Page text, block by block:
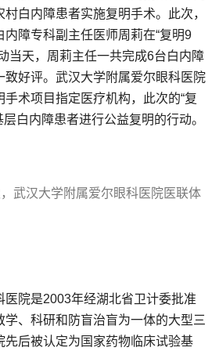
白内障患者实施复明手术。此次，
障专科副主任医师周莉在“复明9
当天，周莉主任一共完成6台白内障
致好评。武汉大学附属爱尔眼科医院
术项目指定医疗机构，此次的“复
白内障患者进行公益复明的行动。
医院是2003年经湖北省卫计委批准
学、科研和防盲治盲为一体的大型三
先后被认定为国家药物临床试验基